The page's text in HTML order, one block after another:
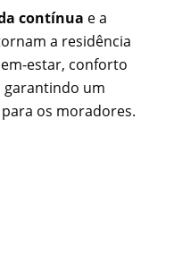
contínua e a
a residência
estar, conforto
garantindo um
os moradores.